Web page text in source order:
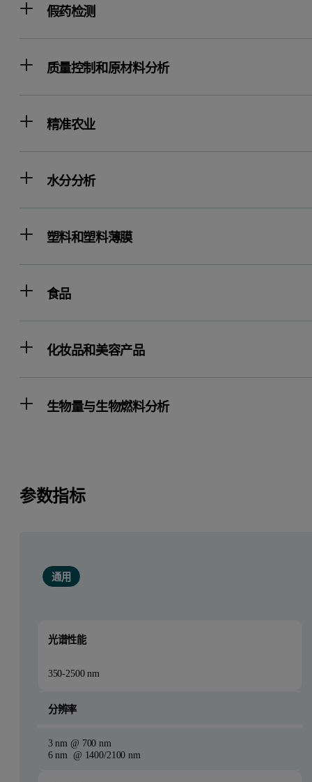
假药检测
质量控制和原材料分析
精准农业
水分分析
塑料和塑料薄膜
食品
化妆品和美容产品
生物量与生物燃料分析
参数指标
通用
光谱性能
350-2500 nm
分辨率
3 nm @ 700 nm
6 nm @ 1400/2100 nm